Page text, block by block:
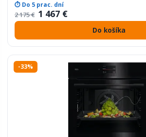
⏱ Do 5 prac. dní
2 175 € 1 467 €
Do košíka
-33%